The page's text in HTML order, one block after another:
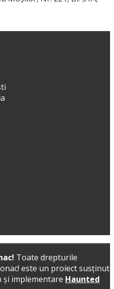
Toate drepturile
este un proiect susținut
și implementare Haunted